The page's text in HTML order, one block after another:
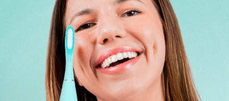
Cihazlarım
Siparişlerim
Adresim
Aboneliklerim
FAQ™ Pure Beauty-Tech Elixir
issa™ Teeth Whitening Set
Deutsch
Español
Français
Italiano
Português
Svenska
Русский
简体中文 繁體中文